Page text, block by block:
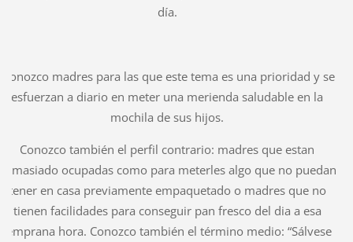
día.
Conozco madres para las que este tema es una prioridad y se
esfuerzan a diario en meter una merienda saludable en la
mochila de sus hijos.
Conozco también el perfil contrario: madres que estan
ocupadas como para meterles algo que no puedan
tener en casa previamente empaquetado o madres que no
tienen facilidades para conseguir pan fresco del dia a esa
temprana hora. Conozco también el término medio: “Sálvese